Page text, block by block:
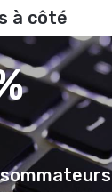
à côté